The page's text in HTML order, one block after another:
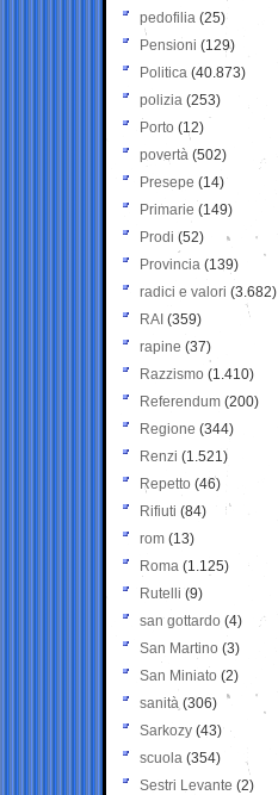
pedofilia (25)
Pensioni (129)
Politica (40.873)
polizia (253)
Porto (12)
povertà (502)
Presepe (14)
Primarie (149)
Prodi (52)
Provincia (139)
radici e valori (3.682)
RAI (359)
rapine (37)
Razzismo (1.410)
Referendum (200)
Regione (344)
Renzi (1.521)
Repetto (46)
Rifiuti (84)
rom (13)
Roma (1.125)
Rutelli (9)
san gottardo (4)
San Martino (3)
San Miniato (2)
sanità (306)
Sarkozy (43)
scuola (354)
Sestri Levante (2)